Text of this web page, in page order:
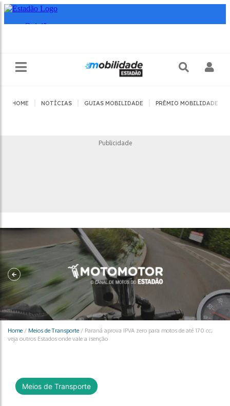
HOME NOTÍCIAS GUIAS MOBILIDADE PRÊMIO MOBILIDADE
Publicidade
Home / Meios de Transporte / Paraná aprova IPVA zero para motos de até 170 cc;
veja outros Estados onde vale a isenção
Meios de Transporte